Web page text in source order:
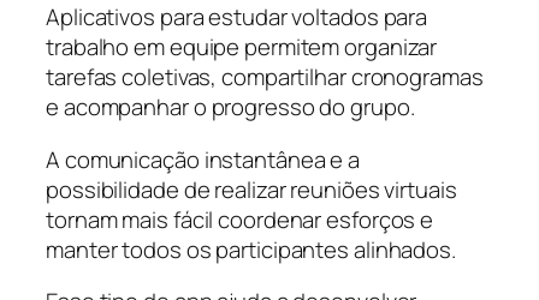
Aplicativos para estudar voltados para
trabalho em equipe permitem organizar
tarefas coletivas, compartilhar cronogramas
e acompanhar o progresso do grupo.
A comunicação instantânea e a
possibilidade de realizar reuniões virtuais
tornam mais fácil coordenar esforços e
manter todos os participantes alinhados.